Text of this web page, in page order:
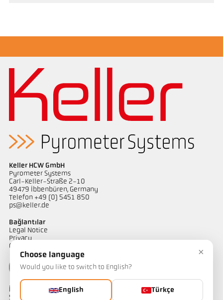
Keller HCW GmbH
Pyrometer Systems
Carl-Keller-Straße 2-10
49479 Ibbenbüren, Germany
Telefon +49 (0) 5451 850
ps@keller.de
Bağlantılar
Legal Notice
Privacy
GTC
İletişim
Sıcaklık ölçüm çözümlerimiz hakkında sorularınız mı var?
×
Choose language
Would you like to switch to English?
English Türkçe